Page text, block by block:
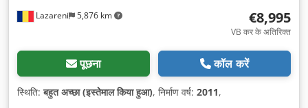
Lazareni 5,876 km €8,995
VB कर के अतिरिक्त
पूछना कॉल करें
स्थिति:बहुत अच्छा (इस्तेमाल किया हुआ), निर्माण वर्ष: 2011,